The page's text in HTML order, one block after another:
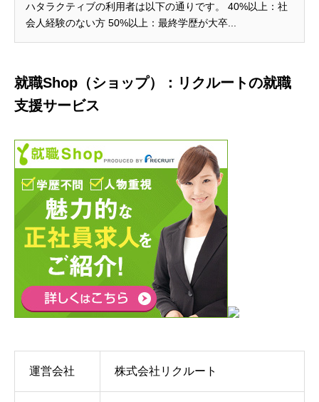
ハタラクティブの利用者は以下の通りです。 40%以上：社
会人経験のない方 50%以上：最終学歴が大卒...
就職Shop（ショップ）：リクルートの就職
支援サービス
運営会社 株式会社リクルート